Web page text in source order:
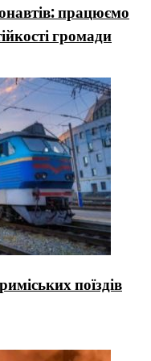
працюємо
громади
поїздів